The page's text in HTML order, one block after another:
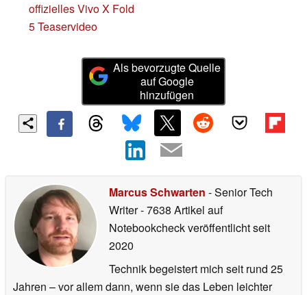
offizielles Vivo X Fold
5 Teaservideo
Als bevorzugte Quelle
auf Google
hinzufügen
Marcus Schwarten - Senior Tech
Writer- 7638 Artikel auf
Notebookcheck veröffentlichtseit
2020
Technik begeistert mich seit rund 25
Jahren – vor allem dann, wenn sie das Leben leichter